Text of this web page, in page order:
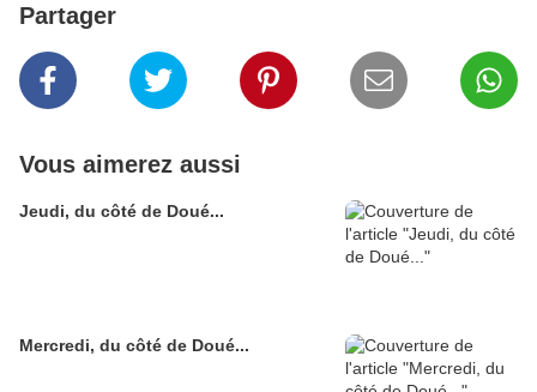
Partager
Vous aimerez aussi
Jeudi, du côté de Doué...
Mercredi, du côté de Doué...